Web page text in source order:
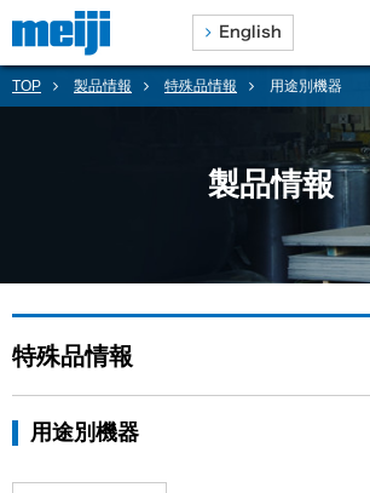
TOP 製品情報 特殊品情報 用途別機器
製品情報
特殊品情報
用途別機器